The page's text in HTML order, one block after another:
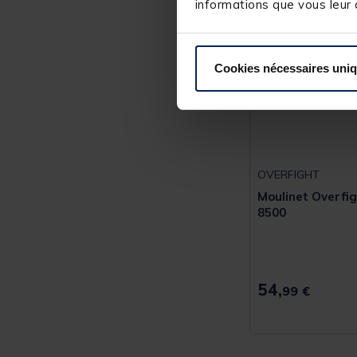
informations que vous
Cookies nécessaires
OVERFIGHT
Moulinet
8500
54,99 €